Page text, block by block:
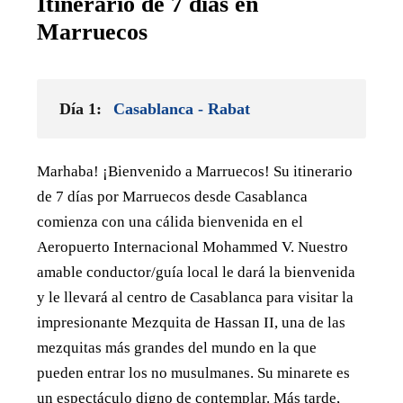
Marruecos
Día 1: Casablanca - Rabat
Marhaba! ¡Bienvenido a Marruecos! Su itinerario
de 7 días por Marruecos desde Casablanca
comienza con una cálida bienvenida en el
Aeropuerto Internacional Mohammed V. Nuestro
amable conductor/guía local le dará la bienvenida
y le llevará al centro de Casablanca para visitar la
impresionante Mezquita de Hassan II, una de las
mezquitas más grandes del mundo en la que
pueden entrar los no musulmanes. Su minarete es
un espectáculo digno de contemplar. Más tarde,